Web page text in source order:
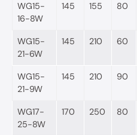
WG15-
16-8W
145 155 80
WG15-
21-6W
145 210 60
WG15-
21-9W
145 210 90
WG17-
25-8W
170 250 80